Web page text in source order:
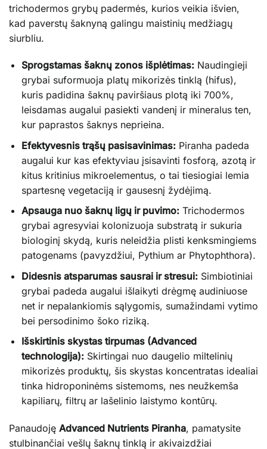
trichodermos grybų padermės, kurios veikia išvien,
kad paverstų šaknyną galingu maistinių medžiagų
siurbliu.
Sprogstamas šaknų zonos išplėtimas:Naudingieji
grybai suformuoja platų mikorizės tinklą (hifus),
kuris padidina šaknų paviršiaus plotą iki 700%,
leisdamas augalui pasiekti vandenį ir mineralus ten,
kur paprastos šaknys neprieina.
Efektyvesnis trąšų pasisavinimas:Piranha padeda
augalui kur kas efektyviau įsisavinti fosforą, azotą ir
kitus kritinius mikroelementus, o tai tiesiogiai lemia
spartesnę vegetaciją ir gausesnį žydėjimą.
Apsauga nuo šaknų ligų ir puvimo:Trichodermos
grybai agresyviai kolonizuoja substratą ir sukuria
biologinį skydą, kuris neleidžia plisti kenksmingiems
patogenams (pavyzdžiui, Pythium ar Phytophthora).
Didesnis atsparumas sausrai ir stresui:Simbiotiniai
grybai padeda augalui išlaikyti drėgmę audiniuose
net ir nepalankiomis sąlygomis, sumažindami vytimo
bei persodinimo šoko riziką.
Išskirtinis skystas tirpumas (Advanced
technologija):Skirtingai nuo daugelio miltelinių
mikorizės produktų, šis skystas koncentratas idealiai
tinka hidroponinėms sistemoms, nes neužkemša
kapiliarų, filtrų ar lašelinio laistymo kontūrų.
Panaudoję Advanced Nutrients Piranha, pamatysite
stulbinančiai vešlų šaknų tinklą ir akivaizdžiai